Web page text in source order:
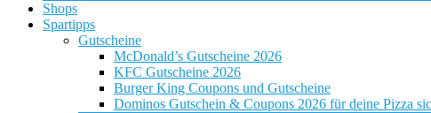
Shops
Spartipps
Gutscheine
McDonald’s Gutscheine 2026
KFC Gutscheine 2026
Burger King Coupons und Gutscheine
Dominos Gutschein & Coupons 2026 für deine Pizza